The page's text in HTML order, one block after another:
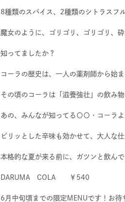
8種類のスパイス、2種類のシトラスフ
魔女のように、ゴリゴリ、ゴリゴリ、砕
知ってましたか？
コーラの歴史は、一人の薬剤師から始
その頃のコーラは「滋養強壮」の飲み物
あの、みんなが知ってる〇〇・コーラ
ピリッとした辛味も効かせて、大人な
本格的な夏が来る前に、ガツンと飲んで
DARUMA COLA ￥540
6月中旬頃までの限定MENUです！お待